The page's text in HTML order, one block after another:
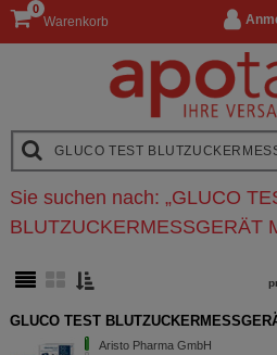
Warenkorb
0
Sie suchen nach: „GLUCO
BLUTZUCKERMESSGERÄT
GLUCO TEST
Aristo Pharma GmbH